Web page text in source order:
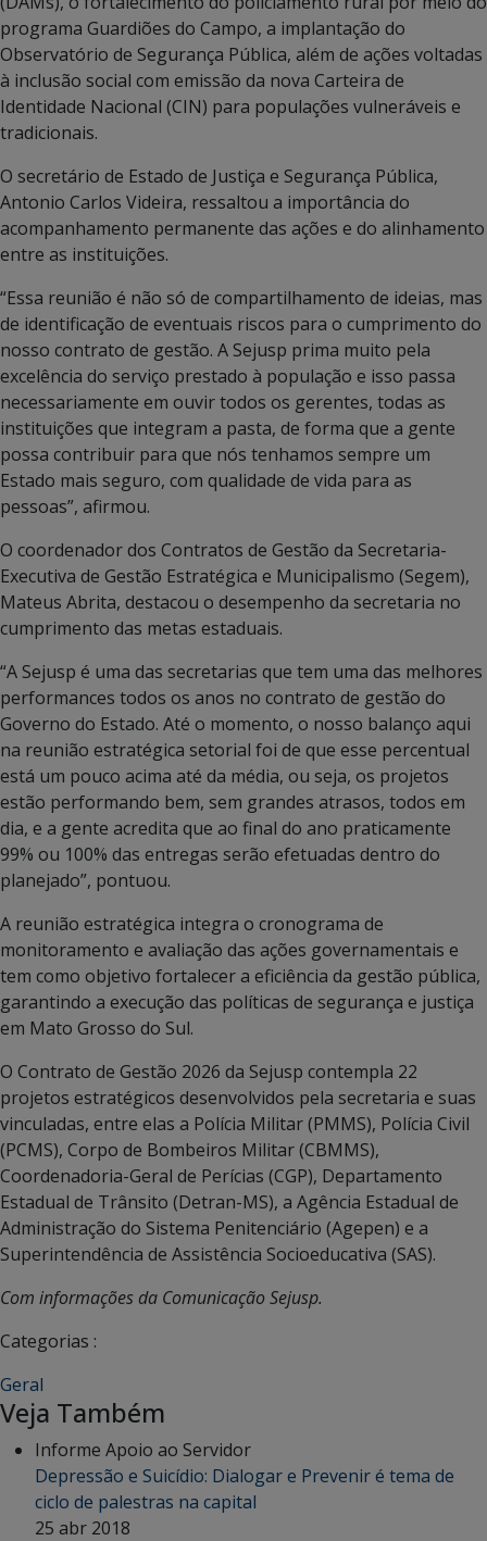
programa Guardiões do Campo, a implantação do
Observatório de Segurança Pública, além de ações voltadas
à inclusão social com emissão da nova Carteira de
Identidade Nacional (CIN) para populações vulneráveis e
tradicionais.
O secretário de Estado de Justiça e Segurança Pública,
Antonio Carlos Videira, ressaltou a importância do
acompanhamento permanente das ações e do alinhamento
entre as instituições.
“Essa reunião é não só de compartilhamento de ideias, mas
de identificação de eventuais riscos para o cumprimento do
nosso contrato de gestão. A Sejusp prima muito pela
excelência do serviço prestado à população e isso passa
necessariamente em ouvir todos os gerentes, todas as
instituições que integram a pasta, de forma que a gente
possa contribuir para que nós tenhamos sempre um
Estado mais seguro, com qualidade de vida para as
pessoas”, afirmou.
O coordenador dos Contratos de Gestão da Secretaria-
Executiva de Gestão Estratégica e Municipalismo (Segem),
Mateus Abrita, destacou o desempenho da secretaria no
cumprimento das metas estaduais.
“A Sejusp é uma das secretarias que tem uma das melhores
performances todos os anos no contrato de gestão do
Governo do Estado. Até o momento, o nosso balanço aqui
na reunião estratégica setorial foi de que esse percentual
está um pouco acima até da média, ou seja, os projetos
estão performando bem, sem grandes atrasos, todos em
dia, e a gente acredita que ao final do ano praticamente
99% ou 100% das entregas serão efetuadas dentro do
planejado”, pontuou.
A reunião estratégica integra o cronograma de
monitoramento e avaliação das ações governamentais e
tem como objetivo fortalecer a eficiência da gestão pública,
garantindo a execução das políticas de segurança e justiça
em Mato Grosso do Sul.
O Contrato de Gestão 2026 da Sejusp contempla 22
projetos estratégicos desenvolvidos pela secretaria e suas
vinculadas, entre elas a Polícia Militar (PMMS), Polícia Civil
(PCMS), Corpo de Bombeiros Militar (CBMMS),
Coordenadoria-Geral de Perícias (CGP), Departamento
Estadual de Trânsito (Detran-MS), a Agência Estadual de
Administração do Sistema Penitenciário (Agepen) e a
Superintendência de Assistência Socioeducativa (SAS).
Com informações da Comunicação Sejusp.
Categorias :
Geral
Veja Também
Informe Apoio ao Servidor
Depressão e Suicídio: Dialogar e Prevenir é tema de
ciclo de palestras na capital
25 abr 2018